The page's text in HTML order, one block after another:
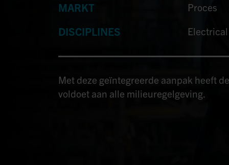
MARKT Proces
DISCIPLINES Electrical
Met deze geïntegreerde aanpak heeft
voldoet aan alle milieuregelgeving.